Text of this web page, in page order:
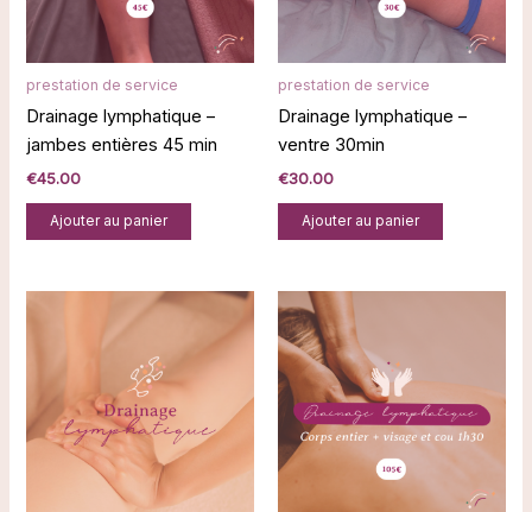
prestation de service
Drainage lymphatique –
jambes entières 45 min
€45.00
Ajouter au panier
prestation de service
Drainage lymphatique –
ventre 30min
€30.00
Ajouter au panier